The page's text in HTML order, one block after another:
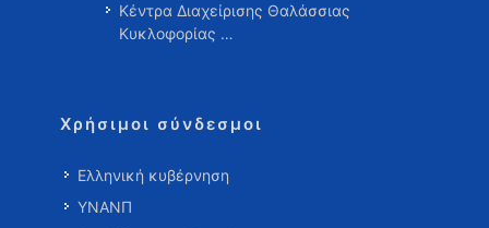
Κέντρα Διαχείρισης Θαλάσσιας
Κυκλοφορίας …
Χρήσιμοι σύνδεσμοι
Ελληνική κυβέρνηση
ΥΝΑΝΠ